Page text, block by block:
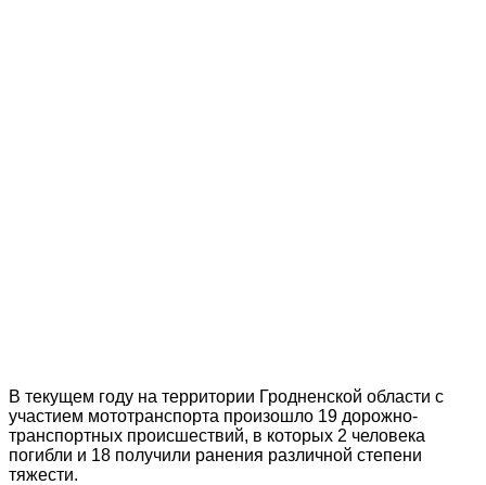
В текущем году на территории Гродненской области с
участием мототранспорта произошло 19 дорожно-
транспортных происшествий, в которых 2 человека
погибли и 18 получили ранения различной степени
тяжести.